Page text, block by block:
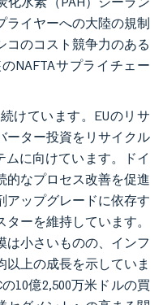
ライヤーへの大陸の規制
コのコスト競争力のある
NAFTAサプライチェー
けています。EUのリサ
ーター投資をリサイクル
ムに向けています。ドイ
的なプロセス改善を促進
アップグレードに依存す
ーを維持しています。
は小さいものの、インフ
上の成長を示していま
10億2,500万米ドルの買